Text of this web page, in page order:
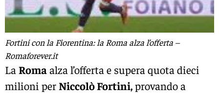
Fortini con la Fiorentina: la Roma alza l’offerta –
Romaforever.it
La Romaalza l’offerta e supera quota dieci
milioni per Niccolò Fortini,provando a